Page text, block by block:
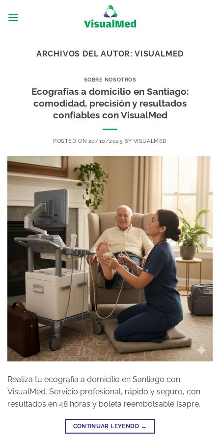
ARCHIVOS DEL AUTOR: VISUALMED
SOBRE NOSOTROS
Ecografías a domicilio en Santiago:
comodidad, precisión y resultados
confiables con VisualMed
POSTED ON 20/10/2025 BY VISUALMED
Realiza tu ecografía a domicilio en Santiago con
VisualMed. Servicio profesional, rápido y seguro, con
resultados en 48 horas y boleta reembolsable Isapre.
CONTINUAR LEYENDO →